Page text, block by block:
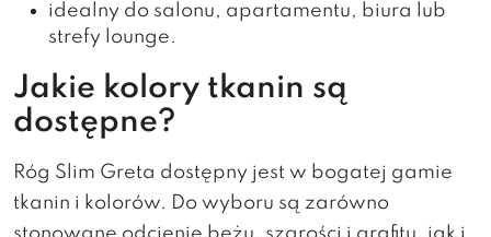
idealny do salonu, apartamentu, biura lub
strefy lounge.
Jakie kolory tkanin są
dostępne?
Róg Slim Greta dostępny jest w bogatej gamie
tkanin i kolorów. Do wyboru są zarówno